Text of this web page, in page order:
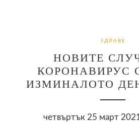
ЗДРАВЕ
НОВИТЕ
КОРОНАВИРУС
ИЗМИНАЛОТО
четвъртък 25 март